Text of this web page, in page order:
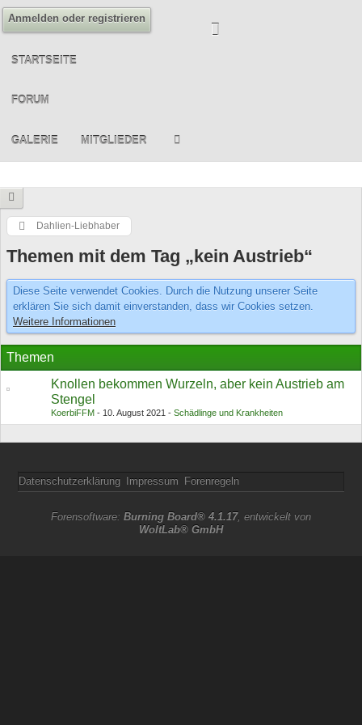
Anmelden oder registrieren
STARTSEITE
FORUM
GALERIE MITGLIEDER
Dahlien-Liebhaber
Themen mit dem Tag „kein Austrieb“
Diese Seite verwendet Cookies. Durch die Nutzung unserer Seite
erklären Sie sich damit einverstanden, dass wir Cookies setzen.
Weitere Informationen
Themen
Knollen bekommen Wurzeln, aber kein Austrieb am
Stengel
KoerbiFFM 10. August 2021 Schädlinge und Krankheiten
Datenschutzerklärung Impressum Forenregeln
Forensoftware: Burning Board® 4.1.17, entwickelt von
WoltLab® GmbH